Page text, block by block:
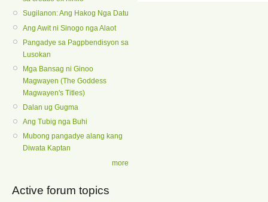
Sugilanon: Ang Hakog Nga Datu
Ang Awit ni Sinogo nga Alaot
Pangadye sa Pagpbendisyon sa
Lusokan
Mga Bansag ni Ginoo
Magwayen (The Goddess
Magwayen's Titles)
Dalan ug Gugma
Ang Tubig nga Buhi
Mubong pangadye alang kang
Diwata Kaptan
more
Active forum topics